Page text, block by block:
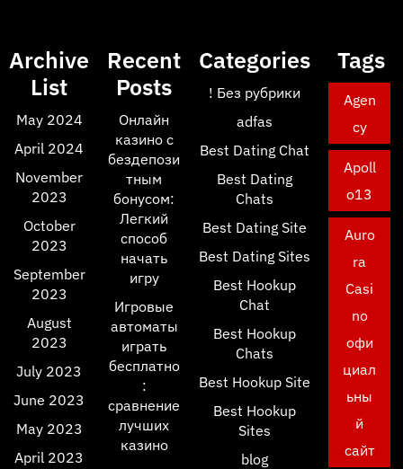
Archive
List
May 2024
April 2024
November
2023
October
2023
September
2023
August
2023
July 2023
June 2023
May 2023
April 2023
Recent
Posts
Онлайн
казино с
бездепози
тным
бонусом:
Легкий
способ
начать
игру
Игровые
автоматы
играть
бесплатно
:
сравнение
лучших
казино
Categories
! Без рубрики
adfas
Best Dating Chat
Best Dating
Chats
Best Dating Site
Best Dating Sites
Best Hookup
Chat
Best Hookup
Chats
Best Hookup Site
Best Hookup
Sites
blog
Tags
Agen
cy
Apoll
o13
Auro
ra
Casi
no
офи
циал
ьны
й
сайт